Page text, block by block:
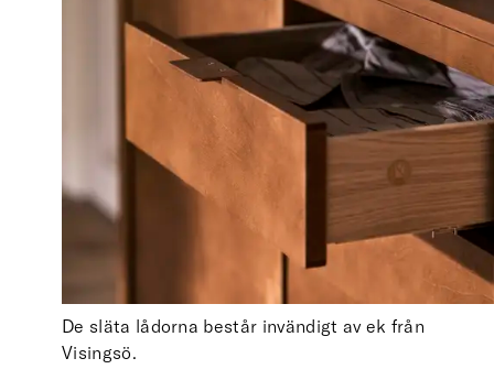
De släta lådorna består invändigt av ek från
Visingsö.